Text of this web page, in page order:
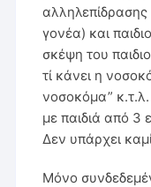
γονέα) και
σκέψη του
τί κάνει η
νοσοκόμα”
με παιδιά από 3
Δεν υπάρχει
Μόνο